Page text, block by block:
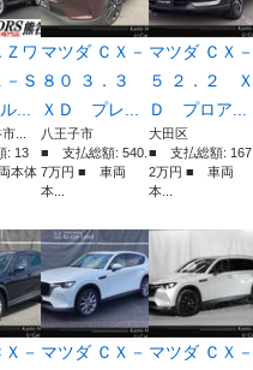
Ｚワ
Ｓ
...
...
: 13
本体
マツダ ＣＸ－
８０ ３．３
ＸＤ プレ...
八王子市
■ 支払総額: 540.
7万円 ■ 車両
本...
マツダ ＣＸ－
５ ２．２ Ｘ
Ｄ プロア...
大田区
■ 支払総額: 167.
2万円 ■ 車両
本...
－ マツダ ＣＸ－ マツダ ＣＸ－